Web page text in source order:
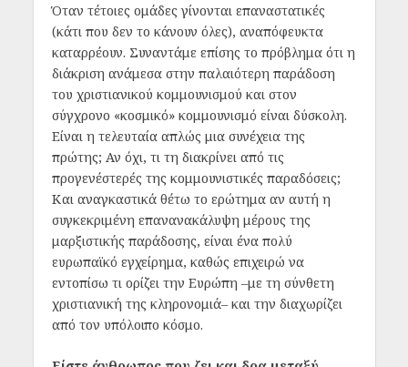
Όταν τέτοιες ομάδες γίνονται επαναστατικές
(κάτι που δεν το κάνουν όλες), αναπόφευκτα
καταρρέουν. Συναντάμε επίσης το πρόβλημα ότι η
διάκριση ανάμεσα στην παλαιότερη παράδοση
του χριστιανικού κομμουνισμού και στον
σύγχρονο «κοσμικό» κομμουνισμό είναι δύσκολη.
Είναι η τελευταία απλώς μια συνέχεια της
πρώτης; Αν όχι, τι τη διακρίνει από τις
προγενέστερές της κομμουνιστικές παραδόσεις;
Και αναγκαστικά θέτω το ερώτημα αν αυτή η
συγκεκριμένη επανανακάλυψη μέρους της
μαρξιστικής παράδοσης, είναι ένα πολύ
ευρωπαϊκό εγχείρημα, καθώς επιχειρώ να
εντοπίσω τι ορίζει την Ευρώπη –με τη σύνθετη
χριστιανική της κληρονομιά– και την διαχωρίζει
από τον υπόλοιπο κόσμο.